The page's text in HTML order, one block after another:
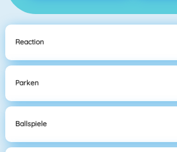
Reaction
Parken
Ballspiele